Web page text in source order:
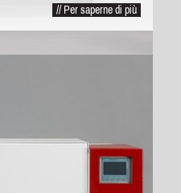
// Per saperne di più